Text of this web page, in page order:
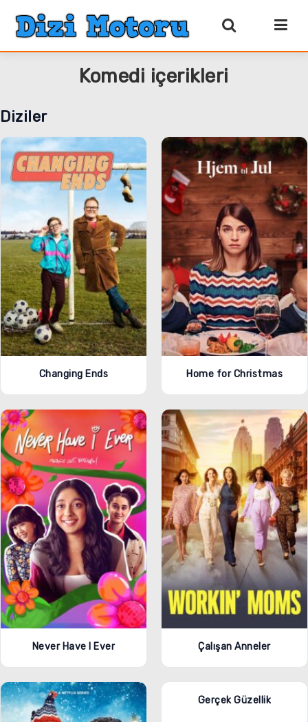
Komedi içerikleri
Diziler
Changing Ends Home for Christmas
Never Have I Ever Çalışan Anneler
Gerçek Güzellik